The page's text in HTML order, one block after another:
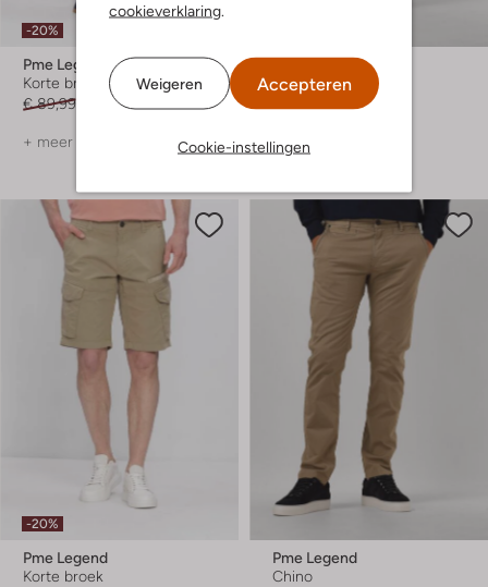
cookieverklaring.
Weigeren Accepteren
Cookie-instellingen
-20%
Pme Legend
Korte broek
€ 89,99
€ 71,99
+ meer kleuren
Chino
+ meer kleuren
-20%
Pme Legend
Korte broek
Pme Legend
Chino